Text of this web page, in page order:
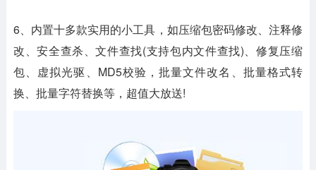
6、内置十多款实用的小工具，如压缩包密码修改、注释修
改、安全查杀、文件查找(支持包内文件查找)、修复压缩
包、虚拟光驱、MD5校验，批量文件改名、批量格式转
换、批量字符替换等，超值大放送!